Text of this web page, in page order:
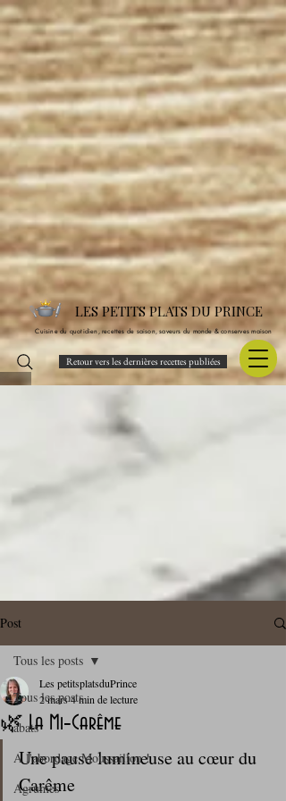
LES PETITS PLATS DU PRINCE
Cuisine du quotidien, recettes de saison, saveurs du monde & conserves maison
Retour vers les dernières recettes publiées
Post
Tous les posts
abats
A l'abordage Moussaillon !
Agrumes
Tous les posts
🌿 La Mi‑Carême
Les petitsplatsduPrince
2 mars4 min de lecture
Une pause lumineuse au cœur du
Carême